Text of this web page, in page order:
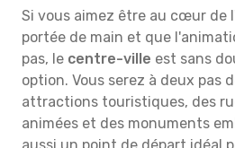
Si vous aimez être au cœur de
portée de main et que
pas, le centre-ville est sans
option. Vous serez à deux pas
attractions touristiques, des
animées et des monuments